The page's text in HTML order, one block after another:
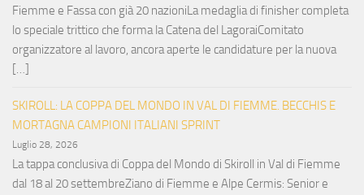
Fiemme e Fassa con già 20 nazioniLa medaglia di finisher completa
lo speciale trittico che forma la Catena del LagoraiComitato
organizzatore al lavoro, ancora aperte le candidature per la nuova
[…]
SKIROLL: LA COPPA DEL MONDO IN VAL DI FIEMME. BECCHIS E
MORTAGNA CAMPIONI ITALIANI SPRINT
Luglio 28, 2026
La tappa conclusiva di Coppa del Mondo di Skiroll in Val di Fiemme
dal 18 al 20 settembreZiano di Fiemme e Alpe Cermis: Senior e